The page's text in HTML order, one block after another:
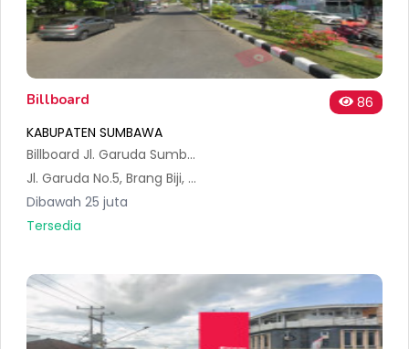
Billboard
86
KABUPATEN SUMBAWA
Billboard Jl. Garuda Sumbawa Besar Sumbawa A NTB
Jl. Garuda No.5, Brang Biji, Kec. Sumbawa, Kabupaten Sumbawa, Nusa Tenggara Bar. 84316, Indonesia
Dibawah 25 juta
Tersedia